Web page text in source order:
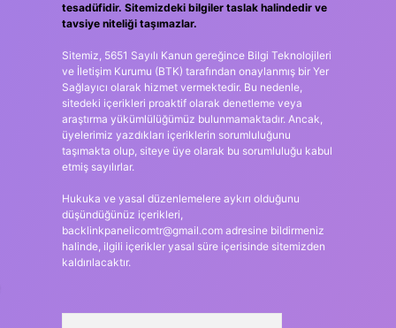
tesadüfidir. Sitemizdeki bilgiler taslak halindedir ve
tavsiye niteliği taşımazlar.
Sitemiz, 5651 Sayılı Kanun gereğince Bilgi Teknolojileri
ve İletişim Kurumu (BTK) tarafından onaylanmış bir Yer
Sağlayıcı olarak hizmet vermektedir. Bu nedenle,
sitedeki içerikleri proaktif olarak denetleme veya
araştırma yükümlülüğümüz bulunmamaktadır. Ancak,
üyelerimiz yazdıkları içeriklerin sorumluluğunu
taşımakta olup, siteye üye olarak bu sorumluluğu kabul
etmiş sayılırlar.
Hukuka ve yasal düzenlemelere aykırı olduğunu
düşündüğünüz içerikleri,
backlinkpanelicomtr@gmail.comadresine bildirmeniz
halinde, ilgili içerikler yasal süre içerisinde sitemizden
kaldırılacaktır.